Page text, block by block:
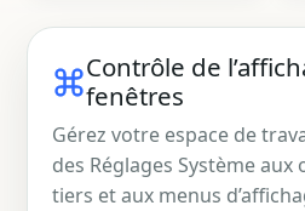
Contrôle de
fenêtres
Gérez votre espace de
des Réglages Système
tiers et aux menus